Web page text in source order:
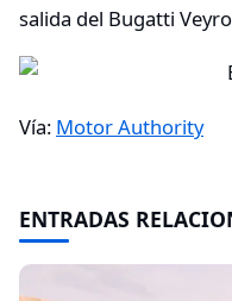
salida del Bugatti
Vía: Motor Authority
ENTRADAS